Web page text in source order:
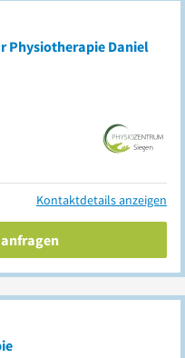
Physiotherapie Daniel
Kontaktdetails anzeigen